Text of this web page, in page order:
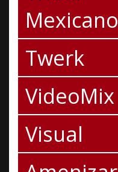
Mexicano
Twerk
VideoMix
Visual